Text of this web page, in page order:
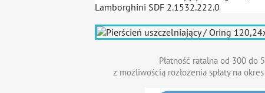
Płatność ratalna od 300 do
z możliwością rozłożenia spłaty na